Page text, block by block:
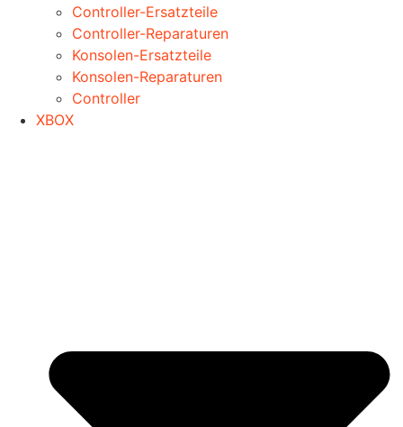
Controller-Ersatzteile
Controller-Reparaturen
Konsolen-Ersatzteile
Konsolen-Reparaturen
Controller
XBOX